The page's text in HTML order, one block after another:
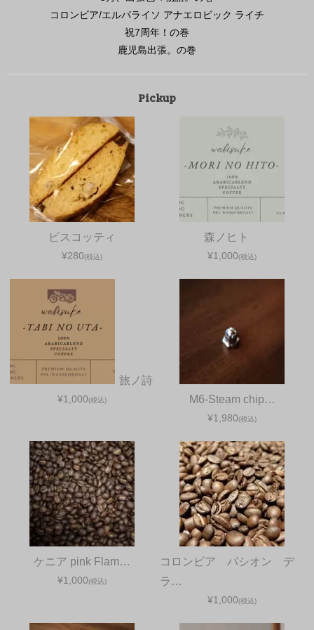
コロンビア/エルパライソ アナエロビック ライチ
祝7周年！の巻
鹿児島出張。の巻
Pickup
ビスコッティ
¥280(税込)
森ノヒト
¥1,000(税込)
旅ノ詩
¥1,000(税込) M6-Steam chip…
¥1,980(税込)
ケニア pink Flam…
¥1,000(税込)
コロンビア パシオン デ
ラ…
¥1,000(税込)